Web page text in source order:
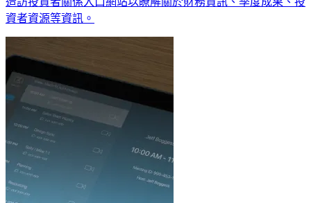
資者資源等資訊。